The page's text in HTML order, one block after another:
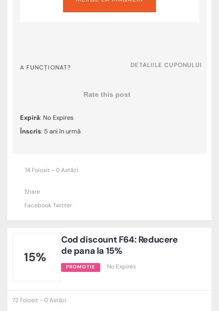
A FUNCȚIONAT? DETALIILE CUPONULUI
Rate this post
Expiră: No Expires
Înscris: 5 ani în urmă
74 Folosit - 0 Astăzi
Share
FacebookTwitter
15%
Cod discount F64: Reducere
de pana la 15%
PROMOTIE No Expires
72 Folosit - 0 Astăzi